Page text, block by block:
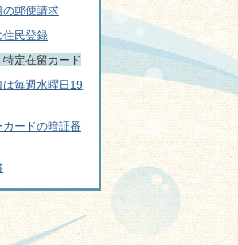
の郵便請求
住民登録
定在留カード
毎週水曜日19
ードの暗証番